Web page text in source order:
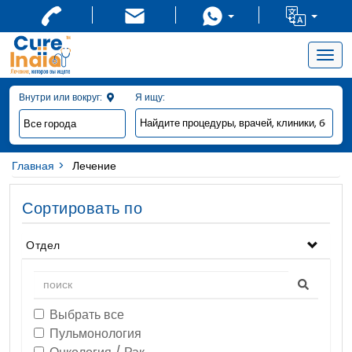
Внутри или вокруг:
Я ищу:
Главная Лечение
Сортировать по
Отдел
Выбрать все
Пульмонология